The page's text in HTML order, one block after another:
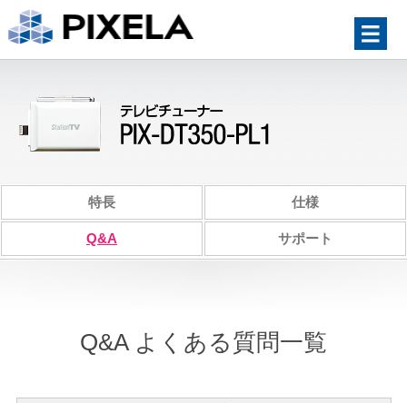
特長 仕様
Q&A サポート
Q&A よくある質問一覧